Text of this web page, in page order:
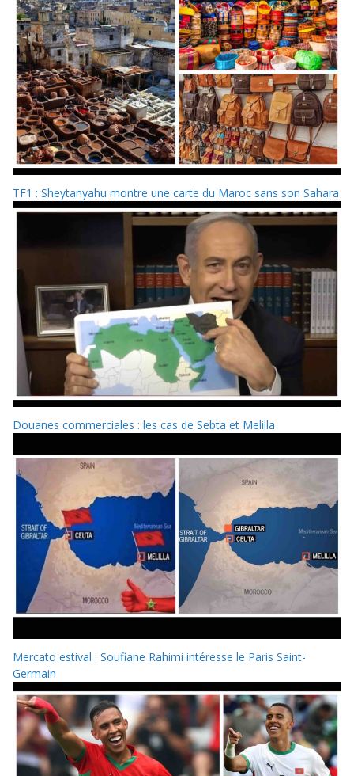
TF1 : Sheytanyahu montre une carte du Maroc sans son Sahara
Douanes commerciales : les cas de Sebta et Melilla
Mercato estival : Soufiane Rahimi intéresse le Paris Saint-
Germain